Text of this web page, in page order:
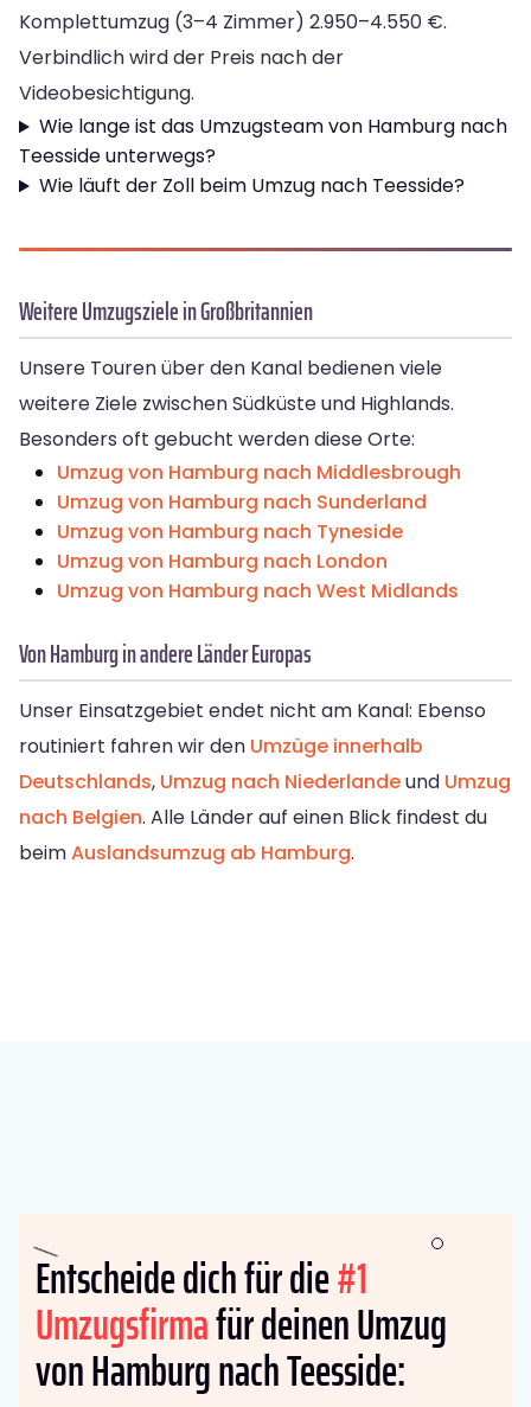
Komplettumzug (3–4 Zimmer) 2.950–4.550 €.
Verbindlich wird der Preis nach der
Videobesichtigung.
Wie lange ist das Umzugsteam von Hamburg nach
Teesside unterwegs?
Wie läuft der Zoll beim Umzug nach Teesside?
Weitere Umzugsziele in Großbritannien
Unsere Touren über den Kanal bedienen viele
weitere Ziele zwischen Südküste und Highlands.
Besonders oft gebucht werden diese Orte:
Umzug von Hamburg nach Middlesbrough
Umzug von Hamburg nach Sunderland
Umzug von Hamburg nach Tyneside
Umzug von Hamburg nach London
Umzug von Hamburg nach West Midlands
Von Hamburg in andere Länder Europas
Unser Einsatzgebiet endet nicht am Kanal: Ebenso
routiniert fahren wir den Umzüge innerhalb
Deutschlands, Umzug nach Niederlandeund Umzug
nach Belgien. Alle Länder auf einen Blick findest du
beimAuslandsumzug ab Hamburg.
Entscheide dich für die#1
Umzugsfirmafür deinen Umzug
von Hamburg nach Teesside: